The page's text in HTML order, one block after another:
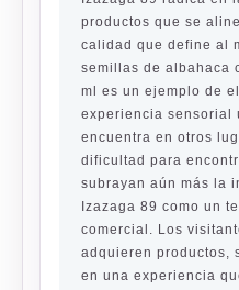
productos que se
calidad que define al
semillas de albahaca
ml es un ejemplo de
experiencia sensorial
encuentra en otros
dificultad para
subrayan aún más la
Izazaga 89 como un
comercial. Los
adquieren productos,
en una experiencia